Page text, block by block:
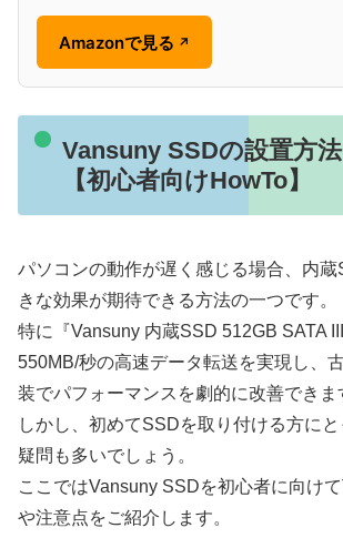
Amazonで見る ↗
Vansuny SSDの設置方
【初心者向けHowTo】
パソコンの動作が遅く感じる場合、内
きな効果が期待できる方法の一つです。
特に『Vansuny 内蔵SSD 512GB SATA
550MB/秒の高速データ転送を実現し、
装でパフォーマンスを劇的に改善できま
しかし、初めてSSDを取り付ける方に
疑問も多いでしょう。
ここではVansuny SSDを初心者に向け
や注意点をご紹介します。